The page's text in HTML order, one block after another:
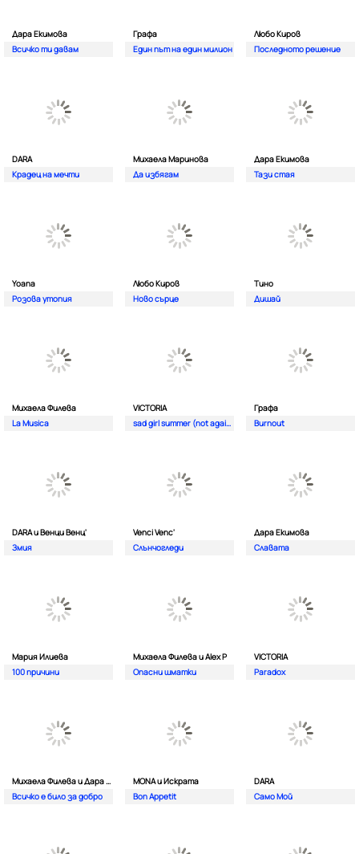
Дара Екимова
Всичко ти давам
Графа
Един път на един милион
Любо Киров
Последното решение
DARA
Крадец на мечти
Михаела Маринова
Да избягам
Дара Екимова
Тази стая
Yoana
Розова утопия
Любо Киров
Ново сърце
Тино
Дишай
Михаела Филева
La Musica
VICTORIA
sad girl summer (not again)
Графа
Burnout
DARA и Венци Венц'
Змия
Venci Venc'
Слънчогледи
Дара Екимова
Славата
Мария Илиева
100 причини
Михаела Филева и Alex P
Опасни шматки
VICTORIA
Paradox
Михаела Филева и Дара Екимова
Всичко е било за добро
MONA и Искрата
Bon Appetit
DARA
Само Мой